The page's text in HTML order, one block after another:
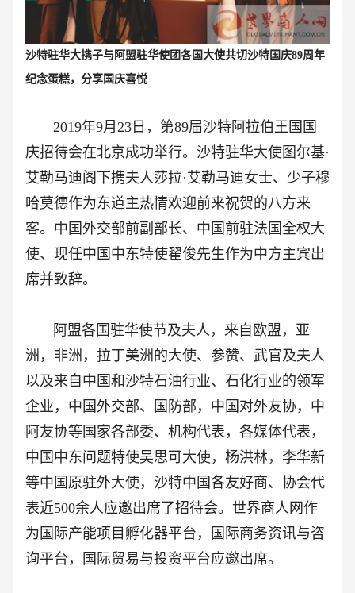
沙特驻华大携子与 阿盟驻华使团各国大使共切沙特国庆89周年
纪念蛋糕，分享国庆喜悦
2019年9月23日，第89届沙特阿拉伯王国国
庆招待会在北京成功举行。 沙特驻华大使图尔基·
艾勒马迪阁下携夫人莎拉·艾勒马迪女士、少子穆
哈莫德作为东道主热情欢迎前来祝贺的八方来
客。中国外交部前副部长、中国前驻法国全权大
使、现任中国中东特使翟俊先生作为中方主宾出
席并致辞。
阿盟各国驻华使节及夫人，来自欧盟，亚
洲，非洲，拉丁美洲的大使、参赞、武官及夫人
以及来自中国和沙特石油行业、石化行业的领军
企业，中国外交部、国防部，中国对外友协，中
阿友协等国家各部委、机构代表，各媒体代表，
中国中东问题特使吴思可大使， 杨洪林，李华新
等中国原驻外大使，沙特中国各友好商、协会代
表近500余人应邀出席了招待会。世界商人网作
为国际产能项目孵化器平台，国际商务资讯与咨
询平台，国际贸易与投资平台应邀出席。